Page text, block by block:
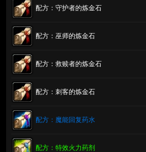
配方：守护者的炼金石
配方：巫师的炼金石
配方：救赎者的炼金石
配方：刺客的炼金石
配方：魔能回复药水
配方：特效火力药剂